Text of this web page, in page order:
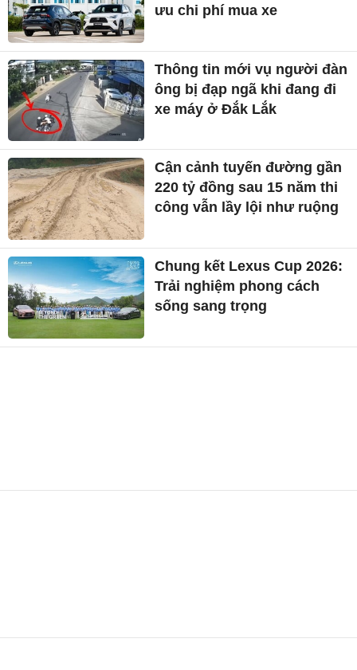
ưu chi phí mua xe
Thông tin mới vụ người đàn
ông bị đạp ngã khi đang đi
xe máy ở Đắk Lắk
Cận cảnh tuyến đường gần
220 tỷ đồng sau 15 năm thi
công vẫn lầy lội như ruộng
Chung kết Lexus Cup 2026:
Trải nghiệm phong cách
sống sang trọng